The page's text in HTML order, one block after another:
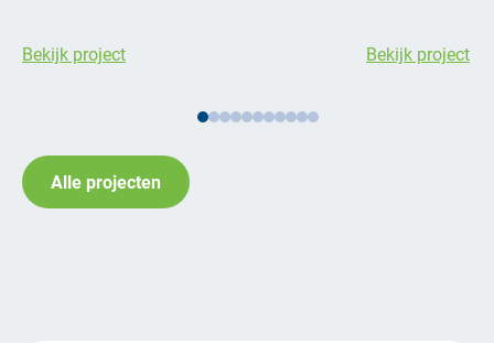
Bekijk project Bekijk project
Alle projecten